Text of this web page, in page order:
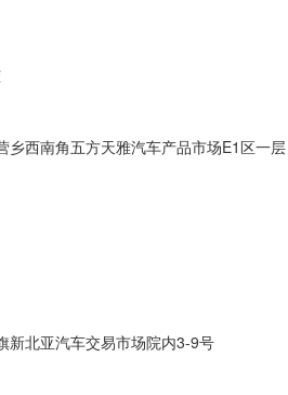
乡西南角五方天雅汽车产品市场E1区一层
新北亚汽车交易市场院内3-9号